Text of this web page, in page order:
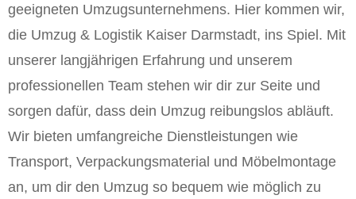
geeigneten Umzugsunternehmens. Hier kommen wir,
die Umzug & Logistik Kaiser Darmstadt, ins Spiel. Mit
unserer langjährigen Erfahrung und unserem
professionellen Team stehen wir dir zur Seite und
sorgen dafür, dass dein Umzug reibungslos abläuft.
Wir bieten umfangreiche Dienstleistungen wie
Transport, Verpackungsmaterial und Möbelmontage
an, um dir den Umzug so bequem wie möglich zu